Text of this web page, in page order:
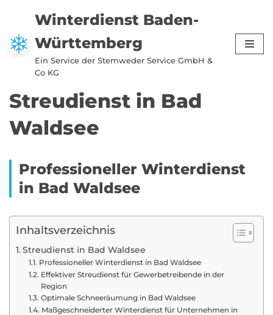
Zum
Inhalt
springen
Winterdienst Baden-
Württemberg
Ein Service der Stemweder Service GmbH &
Co KG
Streudienst in Bad
Waldsee
Professioneller Winterdienst
in Bad Waldsee
Inhaltsverzeichnis
Streudienst in Bad Waldsee
Professioneller Winterdienst in Bad Waldsee
Effektiver Streudienst für Gewerbetreibende in der
Region
Optimale Schneeräumung in Bad Waldsee
Maßgeschneiderter Winterdienst für Unternehmen in